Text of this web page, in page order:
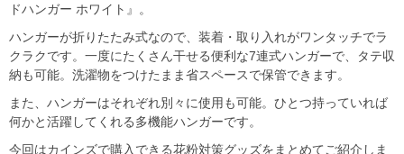
ドハンガー ホワイト』。
ハンガーが折りたたみ式なので、装着・取り入れがワンタッチでラ
クラクです。一度にたくさん干せる便利な7連式ハンガーで、タテ収
納も可能。洗濯物をつけたまま省スペースで保管できます。
また、ハンガーはそれぞれ別々に使用も可能。ひとつ持っていれば
何かと活躍してくれる多機能ハンガーです。
今回はカインズで購入できる花粉対策グッズをまとめてご紹介しま